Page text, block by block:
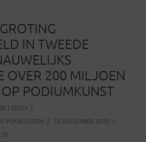
IN TWEEDE
OVER 200 MILJOEN
PODIUMKUNST
LEDEN
VOOR LEDEN
14 DECEMBER 2010